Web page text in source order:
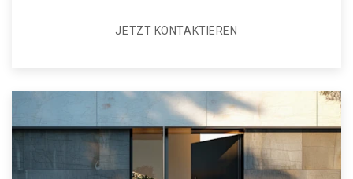
JETZT KONTAKTIEREN